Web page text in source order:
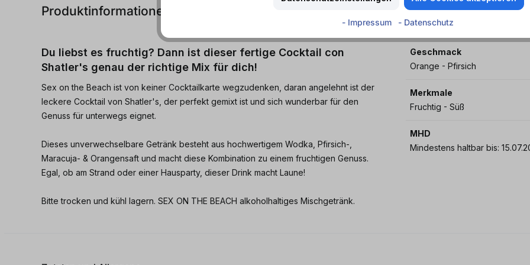
Produktinformationen
Du liebst es fruchtig? Dann ist dieser fertige Cocktail con
Shatler's genau der richtige Mix für dich!
Sex on the Beach ist von keiner Cocktailkarte wegzudenken, daran angelehnt ist der
leckere Cocktail von Shatler's, der perfekt gemixt ist und sich wunderbar für den
Genuss für unterwegs eignet.
Dieses unverwechselbare Getränk besteht aus hochwertigem Wodka, Pfirsich-,
Maracuja- & Orangensaft und macht diese Kombination zu einem fruchtigen Genuss.
Egal, ob am Strand oder einer Hausparty, dieser Drink macht Laune!
Bitte trocken und kühl lagern. SEX ON THE BEACH alkoholhaltiges Mischgetränk.
Geschmack
Orange - Pfirsich
Merkmale
Fruchtig - Süß
MHD
Mindestens haltbar
- Impressum - Datenschutz